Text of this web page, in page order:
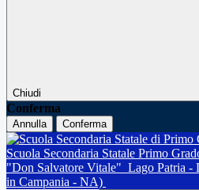
Chiudi
Conferma
Annulla Conferma
Scuola Secondaria Statale Primo
"Don Salvatore Vitale" Lago Patria -
in Campania - NA)